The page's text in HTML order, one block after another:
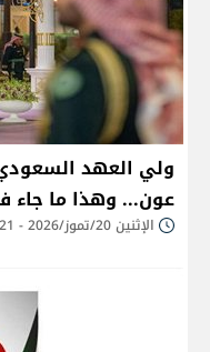
ولي العهد
عون... وهذا ما جاء
الإثنين 20/تموز/2026 - 03:21 م